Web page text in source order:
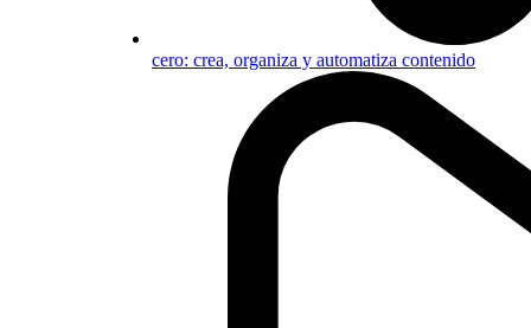
cero: crea, organiza y automatiza contenido